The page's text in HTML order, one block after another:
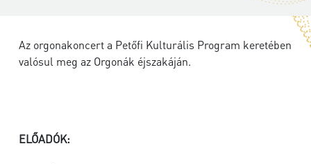
Az orgonakoncert a Petőfi Kulturális Program keretében
valósul meg az Orgonák éjszakáján.
ELŐADÓK: